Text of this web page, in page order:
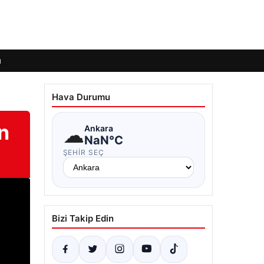
Hava Durumu
☁Ankara
NaN°C
ŞEHIR SEÇ
Bizi Takip Edin